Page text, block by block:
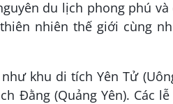
du lịch phong phú
nhiên thế giới cùng
khu di tích Yên Tử
Đằng (Quảng Yên).